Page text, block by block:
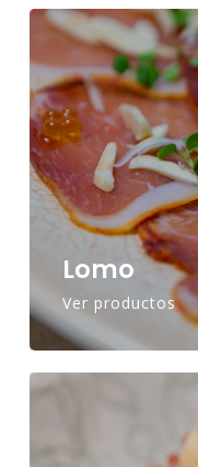
Lomo
Ver productos